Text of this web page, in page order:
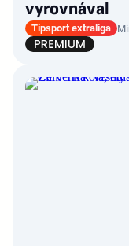
vyrovnával
Tipsport extraliga